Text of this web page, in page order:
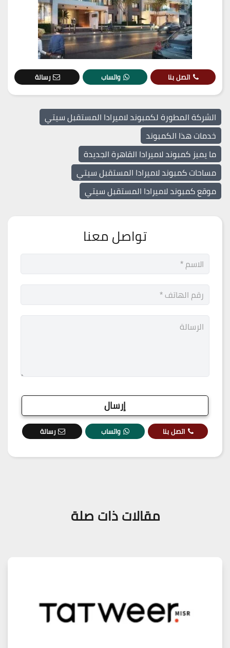
اتصل بنا واتساب رسالة
الشركة المطورة لكمبوند لاميرادا المستقبل سيتي
خدمات هذا الكمبوند
ما يميز كمبوند لاميرادا القاهرة الجديدة
مساحات كمبوند لاميرادا المستقبل سيتي
موقع كمبوند لاميرادا المستقبل سيتي
تواصل معنا
اتصل بنا واتساب رسالة
مقالات ذات صلة